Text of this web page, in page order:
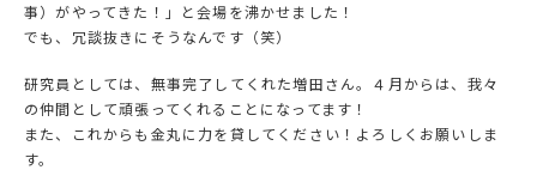
事）がやってきた！」と会場を沸かせました！
でも、冗談抜きにそうなんです（笑）
研究員としては、無事完了してくれた増田さん。４月からは、我々
の仲間として頑張ってくれることになってます！
また、これからも金丸に力を貸してください！よろしくお願いしま
す。